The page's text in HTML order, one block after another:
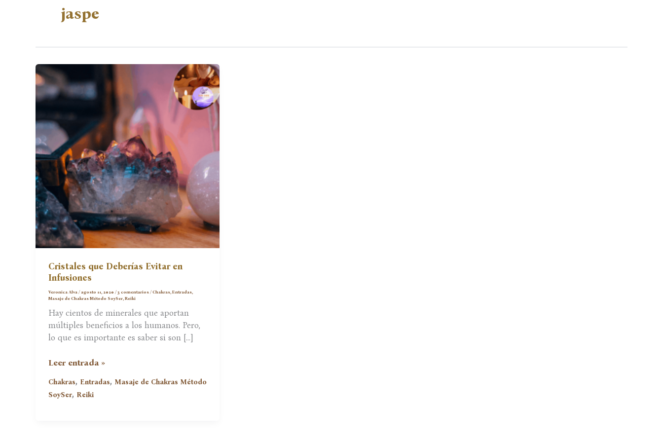
jaspe
Cristales que Deberías Evitar en
Infusiones
Veronica Alva / agosto 11, 2020 /3 comentarios /Chakras, Entradas,
Masaje de Chakras Método SoySer, Reiki
Hay cientos de minerales que aportan
múltiples beneficios a los humanos. Pero,
lo que es importante es saber si son […]
Cristales
Deberías
Evitar
Leer entrada »
Chakras, Entradas, Masaje de Chakras Método
SoySer, Reiki